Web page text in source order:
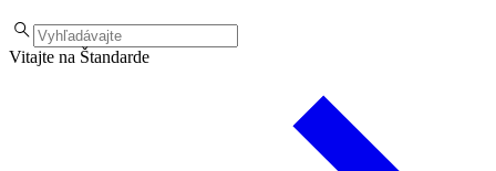
Vitajte na Štandarde